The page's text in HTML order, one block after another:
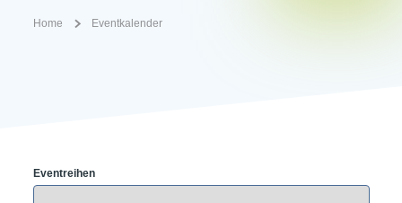
Home Eventkalender
Eventreihen